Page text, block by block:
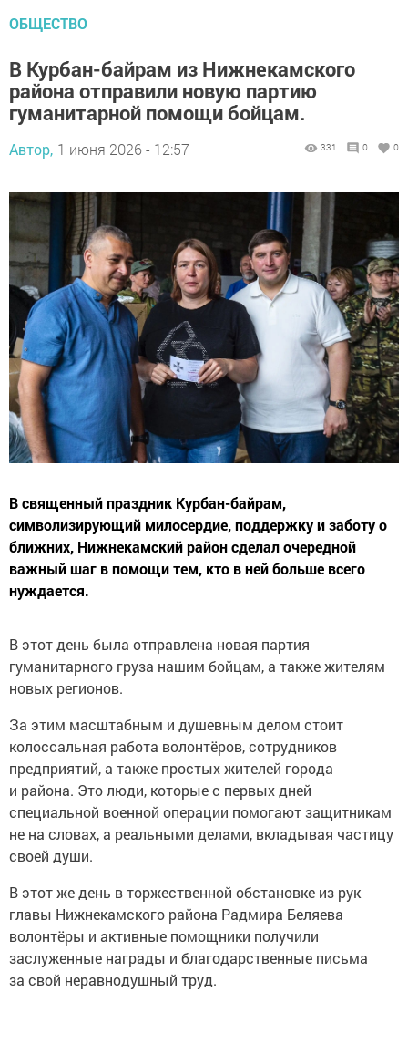
ОБЩЕСТВО
В Курбан-байрам из Нижнекамского
района отправили новую партию
гуманитарной помощи бойцам.
Автор, 1 июня 2026 - 12:57 331 0 0
В священный праздник Курбан-байрам,
символизирующий милосердие, поддержку и заботу о
ближних, Нижнекамский район сделал очередной
важный шаг в помощи тем, кто в ней больше всего
нуждается.
В этот день была отправлена новая партия
гуманитарного груза нашим бойцам, а также жителям
новых регионов.
За этим масштабным и душевным делом стоит
колоссальная работа волонтёров, сотрудников
предприятий, а также простых жителей города
и района. Это люди, которые с первых дней
специальной военной операции помогают защитникам
не на словах, а реальными делами, вкладывая частицу
своей души.
В этот же день в торжественной обстановке из рук
главы Нижнекамского района Радмира Беляева
волонтёры и активные помощники получили
заслуженные награды и благодарственные письма
за свой неравнодушный труд.